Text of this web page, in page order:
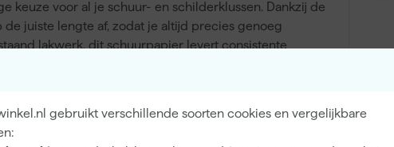
gebruikt verschillende soorten cookies en vergelijkbare
keuze voor al je schuur- en schilderklussen. Dankzij de
juiste lengte af, zodat je altijd precies genoeg
lakwerk, dit schuurpapier levert consistente
vollopen van het schuurvlak, waardoor het
schuurpapier is beschikbaar in uiteenlopende
van 5 of 25 meter, afhankelijk van je klusgrootte.